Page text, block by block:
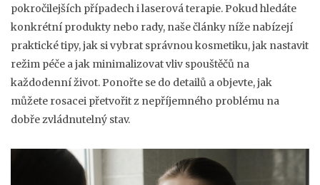
pokročilejších případech i laserová terapie. Pokud hledáte
konkrétní produkty nebo rady, naše články níže nabízejí
praktické tipy, jak si vybrat správnou kosmetiku, jak nastavit
režim péče a jak minimalizovat vliv spouštěčů na
každodenní život. Ponořte se do detailů a objevte, jak
můžete rosacei přetvořit z nepříjemného problému na
dobře zvládnutelný stav.